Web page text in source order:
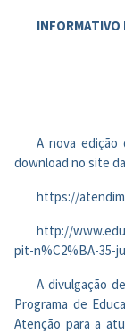
A nova
download no site
https://
http://
pit-n%C2%BA-35-
A divulgação
Programa de
Atenção para a